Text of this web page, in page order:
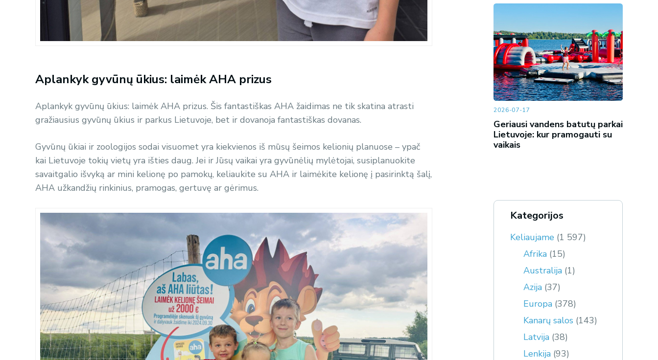
Aplankyk gyvūnų ūkius: laimėk AHA prizus
Aplankyk gyvūnų ūkius: laimėk AHA prizus. Šis fantastiškas AHA žaidimas ne tik skatina atrasti
gražiausius gyvūnų ūkius ir parkus Lietuvoje, bet ir dovanoja fantastiškas dovanas.
Gyvūnų ūkiai ir zoologijos sodai visuomet yra kiekvienos iš mūsų šeimos kelionių planuose – ypač
kai Lietuvoje tokių vietų yra išties daug. Jei ir Jūsų vaikai yra gyvūnėlių mylėtojai, susiplanuokite
savaitgalio išvyką ar mini kelionę po pamokų, keliaukite su AHA ir laimėkite kelionę į pasirinktą šalį,
AHA užkandžių rinkinius, pramogas, gertuvę ar gėrimus.
2026-07-17
Geriausi vandens batutų parkai
Lietuvoje: kur pramogauti su
vaikais
Kategorijos
Keliaujame (1 597)
Afrika (15)
Australija (1)
Azija (37)
Europa (378)
Kanarų salos (143)
Latvija (38)
Lenkija (93)